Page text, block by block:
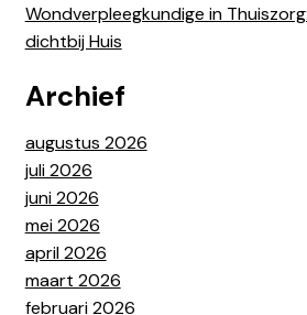
Wondverpleegkundige in
dichtbij Huis
Archief
augustus 2026
juli 2026
juni 2026
mei 2026
april 2026
maart 2026
februari 2026